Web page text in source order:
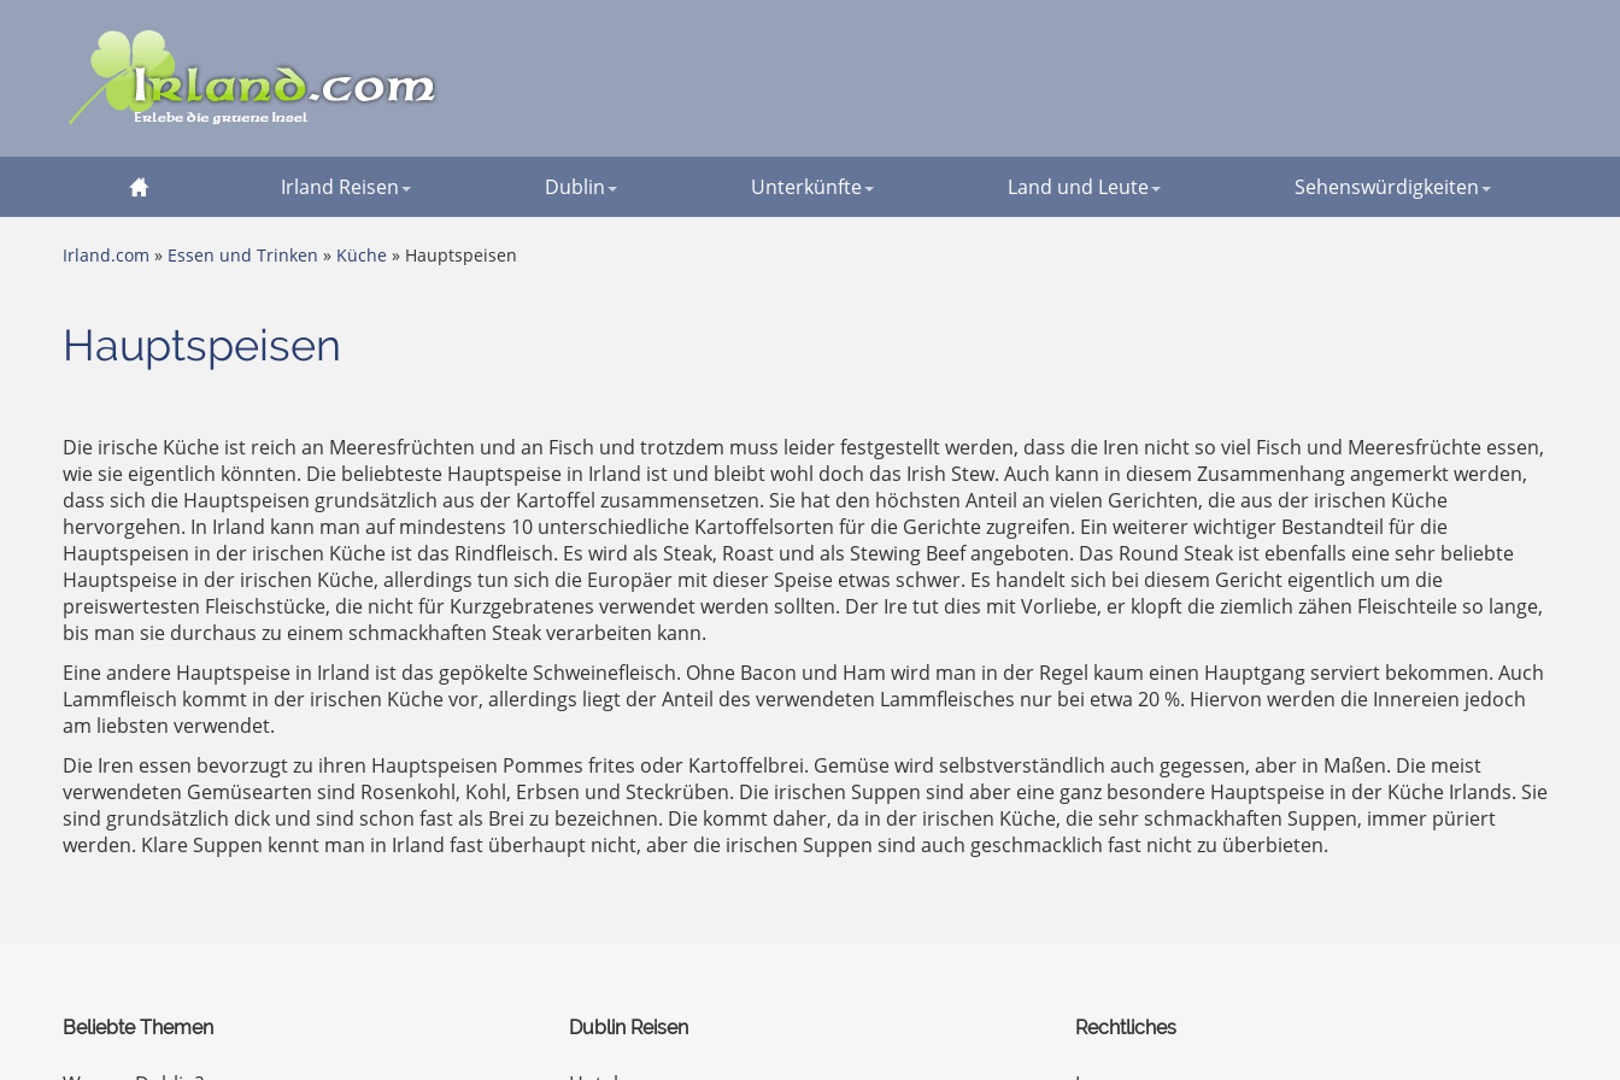
Irland Reisen Dublin Unterkünfte Land und Leute Sehenswürdigkeiten
Irland.com » Essen und Trinken » Küche » Hauptspeisen
Hauptspeisen
Die irische Küche ist reich an Meeresfrüchten und an Fisch und trotzdem muss leider festgestellt werden, dass die Iren nicht so viel Fisch und Meeresfrüchte essen,
wie sie eigentlich könnten. Die beliebteste Hauptspeise in Irland ist und bleibt wohl doch das Irish Stew. Auch kann in diesem Zusammenhang angemerkt werden,
dass sich die Hauptspeisen grundsätzlich aus der Kartoffel zusammensetzen. Sie hat den höchsten Anteil an vielen Gerichten, die aus der irischen Küche
hervorgehen. In Irland kann man auf mindestens 10 unterschiedliche Kartoffelsorten für die Gerichte zugreifen. Ein weiterer wichtiger Bestandteil für die
Hauptspeisen in der irischen Küche ist das Rindfleisch. Es wird als Steak, Roast und als Stewing Beef angeboten. Das Round Steak ist ebenfalls eine sehr beliebte
Hauptspeise in der irischen Küche, allerdings tun sich die Europäer mit dieser Speise etwas schwer. Es handelt sich bei diesem Gericht eigentlich um die
preiswertesten Fleischstücke, die nicht für Kurzgebratenes verwendet werden sollten. Der Ire tut dies mit Vorliebe, er klopft die ziemlich zähen Fleischteile so lange,
bis man sie durchaus zu einem schmackhaften Steak verarbeiten kann.
Eine andere Hauptspeise in Irland ist das gepökelte Schweinefleisch. Ohne Bacon und Ham wird man in der Regel kaum einen Hauptgang serviert bekommen. Auch
Lammfleisch kommt in der irischen Küche vor, allerdings liegt der Anteil des verwendeten Lammfleisches nur bei etwa 20 %. Hiervon werden die Innereien jedoch
am liebsten verwendet.
Die Iren essen bevorzugt zu ihren Hauptspeisen Pommes frites oder Kartoffelbrei. Gemüse wird selbstverständlich auch gegessen, aber in Maßen. Die meist
verwendeten Gemüsearten sind Rosenkohl, Kohl, Erbsen und Steckrüben. Die irischen Suppen sind aber eine ganz besondere Hauptspeise in der Küche Irlands. Sie
sind grundsätzlich dick und sind schon fast als Brei zu bezeichnen. Die kommt daher, da in der irischen Küche, die sehr schmackhaften Suppen, immer püriert
werden. Klare Suppen kennt man in Irland fast überhaupt nicht, aber die irischen Suppen sind auch geschmacklich fast nicht zu überbieten.
Beliebte Themen Dublin Reisen Rechtliches